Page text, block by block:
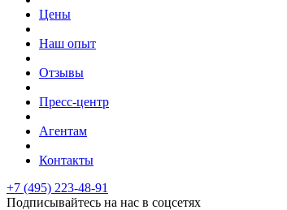
Цены
Наш опыт
Отзывы
Пресс-центр
Агентам
Контакты
+7 (495) 223-48-91
Подписывайтесь на нас в соцсетях